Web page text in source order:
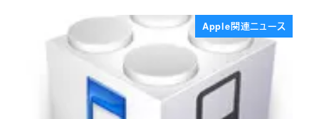
Apple関連ニュース